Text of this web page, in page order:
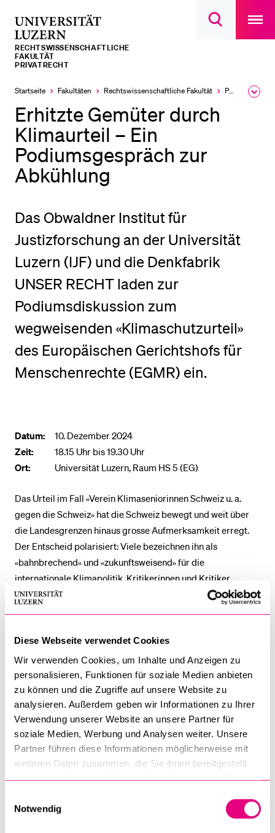
Diese Webseite verwendet Cookies
Wir verwenden Cookies, um Inhalte und Anzeigen zu
personalisieren, Funktionen für soziale Medien anbieten
zu können und die Zugriffe auf unsere Website zu
analysieren. Außerdem geben wir Informationen zu Ihrer
Verwendung unserer Website an unsere Partner für
soziale Medien, Werbung und Analysen weiter. Unsere
Partner führen diese Informationen möglicherweise mit
weiteren Daten zusammen, die Sie ihnen bereitgestellt
Notwendig
Suchdialog
main
RECHTS­­WISSENSCHAFTLICHE
FAKULTÄT
PRIVATRECHT
Startseite Fakultäten Rechtswissenschaftliche Fakultät Professuren
Erhitzte Gemüter durch
Klimaurteil – Ein
Podiumsgespräch zur
Abkühlung
Das Obwaldner Institut für
Justizforschung an der Universität
Luzern (IJF) und die Denkfabrik
UNSER RECHT laden zur
Podiumsdiskussion zum
wegweisenden «Klimaschutzurteil»
des Europäischen Gerichtshofs für
Menschenrechte (EGMR) ein.
Datum:
10. Dezember 2024
Zeit:
18.15 Uhr bis 19.30 Uhr
Ort:
Universität Luzern, Raum HS 5 (EG)
Das Urteil im Fall «Verein Klimaseniorinnen Schweiz u. a.
gegen die Schweiz» hat die Schweiz bewegt und weit über
die Landesgrenzen hinaus grosse Aufmerksamkeit erregt.
Der Entscheid polarisiert: Viele bezeichnen ihn als
«bahnbrechend» und «zukunftsweisend» für die
internationale Klimapolitik. Kritikerinnen und Kritiker
hingegen sehen methodische Schwächen und werfen dem
Europäischen Menschenrechtskonvention (EMRK)
überschritten worden seien.
Im Rahmen der Podiumsdiskussion analysieren Expertinnen
und Experten aus der Rechtswissenschaft die juristischen
und gesellschaftlichen Implikationen dieses Urteils. Dabei
stehen die Kritikpunkte, die Folgen für den Klimaschutz
sowie die Frage im Fokus, wie weit Richterinnen und Richter
das Recht weiterentwickeln dürfen.
Seien Sie dabei und beteiligen Sie sich an einer spannenden
Debatte, die unser Verständnis von Recht und Klimaschutz
LETZTE SUCHEN
Sie haben noch keine Suche getätigt.
Schulklassen und Lehrpersonen
Studien­interessierte
Studierende
Forschende
Alumni
BELIEBTE INHALTE
Vorlesungsverzeichnis
Bibliothek
Sportangebot